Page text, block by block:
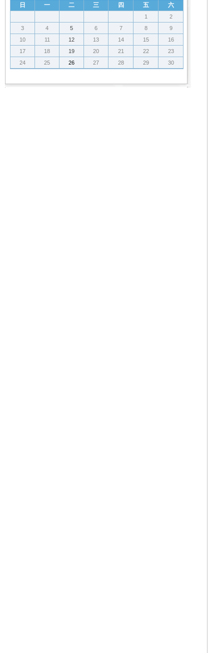
日 一 二 三 四 五 六
1
2
3
4 5 6 7 8
9
10
11 12 13 14 15
16
17
18 19 20 21 22
23
24
25 26 27 28 29 30